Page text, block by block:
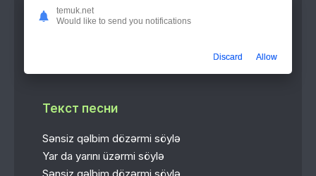
Nazli Yarim
Текст песни
Sənsiz qəlbim dözərmi söylə
Yar da yarını üzərmi söylə
temuk.net
Would like to send you notifications
Discard Allow